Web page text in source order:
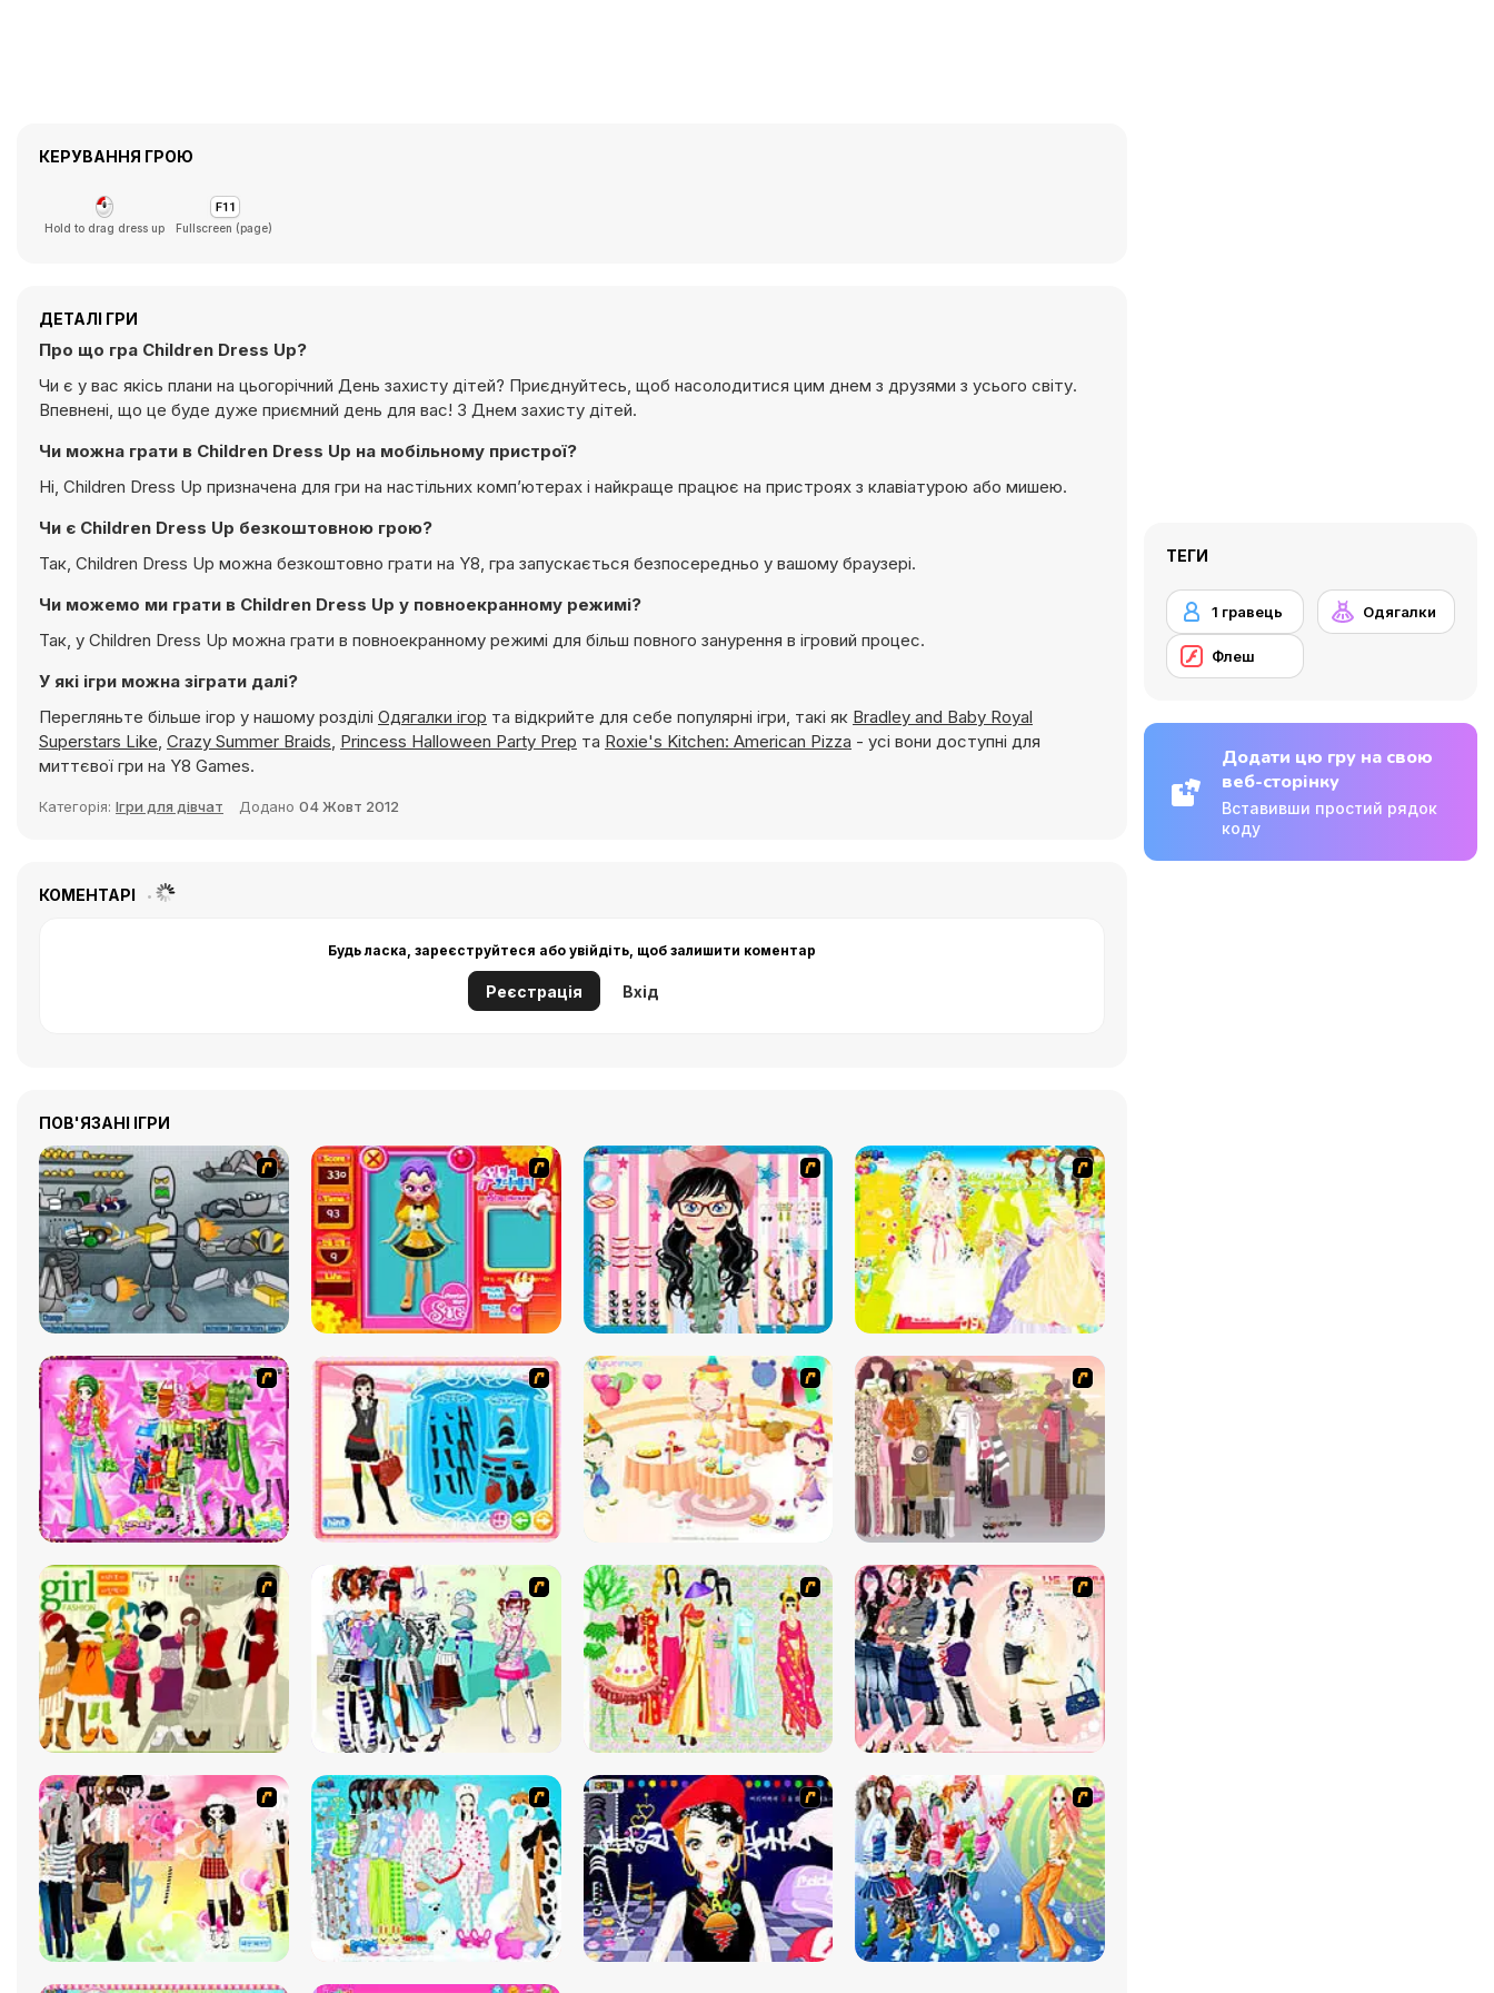
КЕРУВАННЯ ГРОЮ
Hold to drag dress up Fullscreen (page)
ДЕТАЛІ ГРИ
Про що гра Children Dress Up?
Чи є у вас якісь плани на цьогорічний День захисту дітей? Приєднуйтесь, щоб насолодитися цим днем з друзями з усього світу.
Впевнені, що це буде дуже приємний день для вас! З Днем захисту дітей.
Чи можна грати в Children Dress Up на мобільному пристрої?
Ні, Children Dress Up призначена для гри на настільних комп’ютерах і найкраще працює на пристроях з клавіатурою або мишею.
Чи є Children Dress Up безкоштовною грою?
Так, Children Dress Up можна безкоштовно грати на Y8, гра запускається безпосередньо у вашому браузері.
Чи можемо ми грати в Children Dress Up у повноекранному режимі?
Так, у Children Dress Up можна грати в повноекранному режимі для більш повного занурення в ігровий процес.
У які ігри можна зіграти далі?
Перегляньте більше ігор у нашому розділі Одягалки ігор та відкрийте для себе популярні ігри, такі як Bradley and Baby Royal
Superstars Like, Crazy Summer Braids, Princess Halloween Party Prep та Roxie's Kitchen: American Pizza - усі вони доступні для
миттєвої гри на Y8 Games.
Категорія: Ігри для дівчат Додано 04 Жовт 2012
КОМЕНТАРІ
Будь ласка, зареєструйтеся або увійдіть, щоб залишити коментар
Реєстрація Вхід
ПОВ'ЯЗАНІ ІГРИ
ТЕГИ
1 гравець Одягалки
Флеш
Додати цю гру на свою
веб-сторінку
Вставивши простий рядок
коду